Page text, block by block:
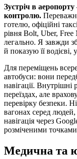
Зустріч в
контролю.
готелю, офіційні
рівня Bolt, Uber,
легально. Я завжди
й показую її
Для переміщень
автобуси: вони
навігації.
переїздах, але
перевірку безпеки.
вагонах серед
навігація через
розміченими точками
Медична та